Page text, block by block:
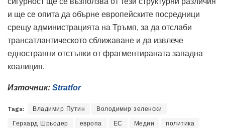
и ще се опита да обърне европейските посредници
срещу администрацията на Тръмп, за да отслаби
трансатлантическото сближаване и да извлече
едностранни отстъпки от фрагментираната западна
коалиция.
Източник: Stratfor
Tags: Владимир Путин Володимир зеленски
Герхард Шрьодер европа ЕС Медии политика